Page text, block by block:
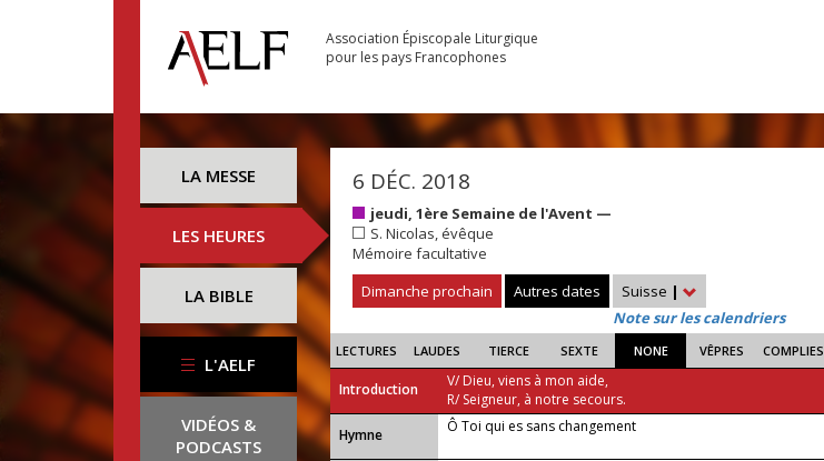
Association Épiscopale Liturgique
pour les pays Francophones
LA MESSE
LES HEURES
LA BIBLE
L'AELF
VIDÉOS &
PODCASTS
6 DÉC. 2018
jeudi, 1ère Semaine de l'Avent —
S. Nicolas, évêque
Mémoire facultative
Dimanche prochain
Autres dates Suisse |
Note sur les calendriers
LECTURES LAUDES TIERCE SEXTE NONE VÊPRES COMPLIES
Introduction
V/ Dieu, viens à mon aide,
R/ Seigneur, à notre secours.
...
Hymne Ô Toi qui es sans changement